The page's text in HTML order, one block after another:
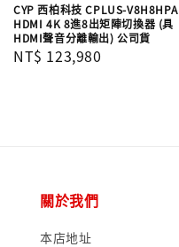
CYP 西柏科技 CPLUS-V8H8HPA
HDMI 4K 8進8出矩陣切換器 (具
HDMI聲音分離輸出) 公司貨
Regular
NT$ 123,980
關於我們
本店地址